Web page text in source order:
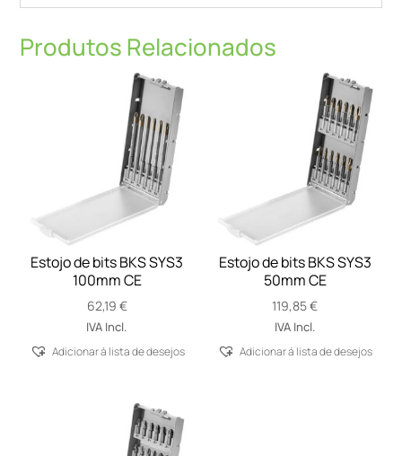
Produtos Relacionados
Estojo de bits BKS SYS3
100mm CE
62,19 €
IVA Incl.
Adicionar á lista de desejos
Estojo de bits BKS SYS3
50mm CE
119,85€
IVA Incl.
Adicionar á lista de desejos